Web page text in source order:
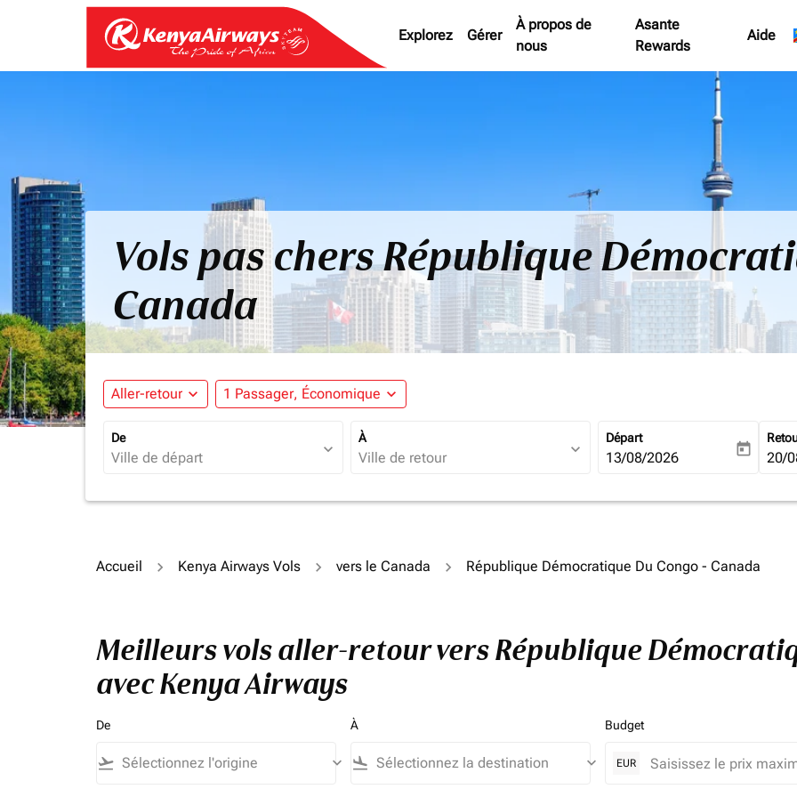
Explorez Gérer
À propos de
nous
Asante
Rewards
Aide
Vols pas chers République
Canada
Aller-retour expand_more 1 Passager, Économique expand_more
De
expand_more
À
expand_more
Départ
fc-booking-departure-date-
13/08/2026 today fc-
20/
Accueil Kenya Airways Vols vers le Canada République Démocratique Du Congo - Canada
Meilleurs vols aller-retour vers République
avec Kenya Airways
De
flight_takeoff keyboard_arrow_down
À
flight_land keyboard_arrow_down
Budget
EUR